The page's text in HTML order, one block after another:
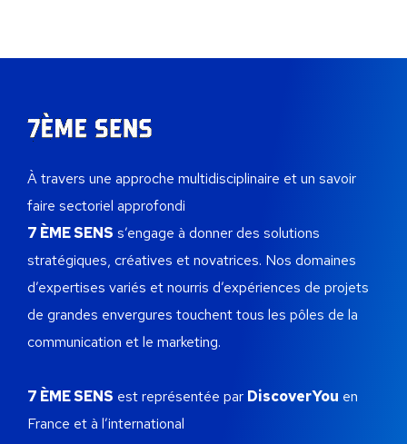
À travers une approche multidisciplinaire et un savoir
faire sectoriel approfondi
7 ÈME SENS s’engage à donner des solutions
stratégiques, créatives et novatrices. Nos domaines
d’expertises variés et nourris d’expériences de projets
de grandes envergures touchent tous les pôles de la
communication et le marketing.
7 ÈME SENS est représentée par DiscoverYou en
France et à l’international